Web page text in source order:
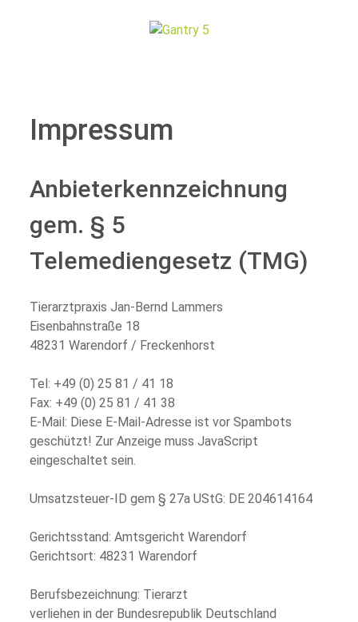
Impressum
Anbieterkennzeichnung
gem. § 5
Telemediengesetz (TMG)
Tierarztpraxis Jan-Bernd Lammers
Eisenbahnstraße 18
48231 Warendorf / Freckenhorst
Tel: +49 (0) 25 81 / 41 18
Fax: +49 (0) 25 81 / 41 38
E-Mail: Diese E-Mail-Adresse ist vor Spambots
geschützt! Zur Anzeige muss JavaScript
eingeschaltet sein.
Umsatzsteuer-ID gem § 27a UStG: DE 204614164
Gerichtsstand: Amtsgericht Warendorf
Gerichtsort: 48231 Warendorf
Berufsbezeichnung: Tierarzt
verliehen in der Bundesrepublik Deutschland